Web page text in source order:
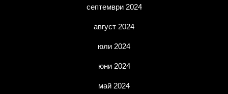
септември 2024
август 2024
юли 2024
юни 2024
май 2024